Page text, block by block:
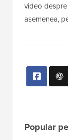
video
asemenea,
Popular